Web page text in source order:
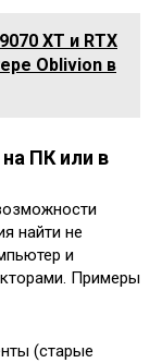
XT и RTX
Oblivion в
ПК или в
найти не
и
Примеры
(старые